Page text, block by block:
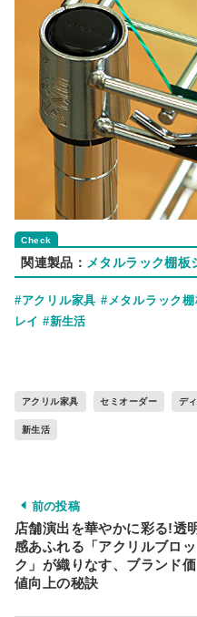
関連製品： メタルラック棚板
#アクリル家具 #メタルラック棚
レイ #新生活
アクリル家具 セミオーダー デ
新生活
前の投稿
店舗演出を華やかに彩る!透
感あふれる「アクリルブロッ
ク」が織りなす、ブランド価
値向上の秘訣